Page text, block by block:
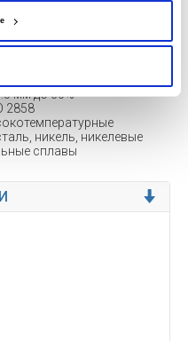
650 м /ч
до 145 м
мм до 30%
2858
никель, никелевые
сплавы